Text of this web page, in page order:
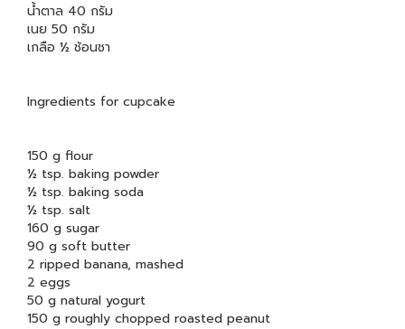
น้ำตาล 40 กรัม
เนย 50 กรัม
เกลือ ½ ช้อนชา
Ingredients for cupcake
150 g flour
½ tsp. baking powder
½ tsp. baking soda
½ tsp. salt
160 g sugar
90 g soft butter
2 ripped banana, mashed
2 eggs
50 g natural yogurt
150 g roughly chopped roasted peanut